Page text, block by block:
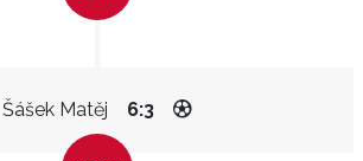
Šášek Matěj 6:3